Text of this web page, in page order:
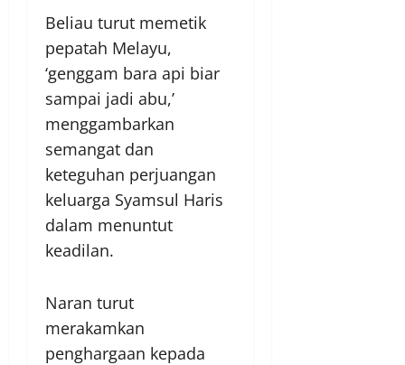
Beliau turut memetik
pepatah Melayu,
‘genggam bara api biar
sampai jadi abu,’
menggambarkan
semangat dan
keteguhan perjuangan
keluarga Syamsul Haris
dalam menuntut
keadilan.
Naran turut
merakamkan
penghargaan kepada